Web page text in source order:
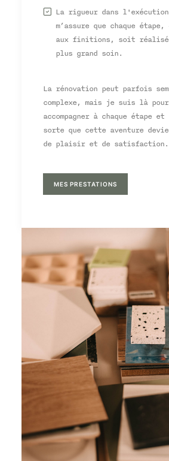
La rigueur dans
m’assure que chaque
aux finitions, soit
plus grand soin.
La rénovation peut parfois
complexe, mais je suis là
accompagner à chaque étape
sorte que cette aventure
de plaisir et de satisfaction.
MES PRESTATIONS